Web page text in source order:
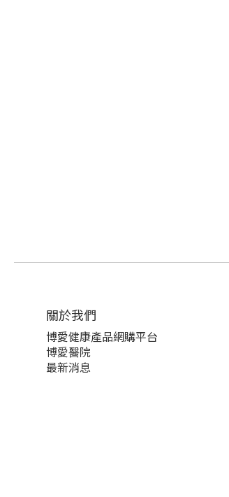
關於我們‎
博愛健康產品網購平台
博愛醫院
最新消息